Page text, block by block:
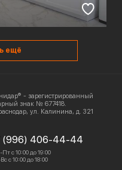
ещё
- зарегистрированный
знак № 677418.
ул. Калинина, д. 321
(996) 406-44-44
с 10:00 до 19:00
с 10:00 до 18:00